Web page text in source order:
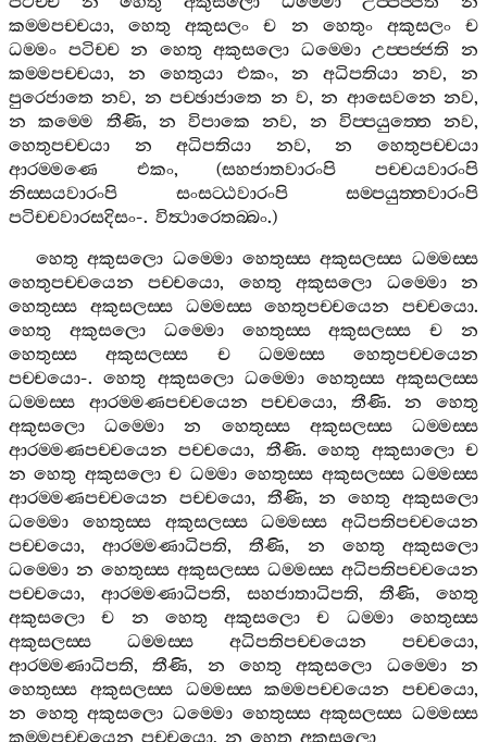
කම‍්මපච‍්චයා,හෙතු අකුසලං ච න හෙතුං අකුසලං
ච
ධම‍්මං පටිච‍්ච න හෙතු අකුසලො ධම‍්මො උප‍්පජ‍්ජති
න
කම‍්මපච‍්චයා, න හෙතුයා එකං,න අධිපතියා නව,න
පුරෙජාතෙ නව, න පච‍්ඡාජාතෙ න ව,න ආසෙවනෙ නව,
න
කම‍්මෙ තීණි, න විපාකෙ නව, න විප‍්පයුත‍්තෙ නව,
හෙතුපච‍්චයා
න අධිපතියා නව,න
හෙතුපච‍්චයා
ආරම‍්මණෙ
එකං, (සහජාතවාරංපි
පච‍්චයවාරංපි
නිස‍්සයවාරංපි
සංසට‍්ඨවාරංපි
සම‍්පයුත‍්තවාරංපි
පටිච‍්චවාරසදිසං-. විත්‍ථාරෙතබ‍්බං.)
හෙතු අකුසලො ධම‍්මො හෙතුස‍්ස අකුසලස‍්ස ධම‍්මස‍්ස
හෙතුපච‍්චයෙන
පච‍්චයො, හෙතු අකුසලො ධම‍්මො
න
හෙතුස‍්ස
අකුසලස‍්ස ධම‍්මස‍්ස හෙතුපච‍්චයෙන පච‍්චයො.
හෙතු
අකුසලො ධම‍්මො හෙතුස‍්ස අකුසලස‍්ස ච
න
හෙතුස‍්ස
අකුසලස‍්ස ච ධම‍්මස‍්ස
හෙතුපච‍්චයෙන
පච‍්චයො-.හෙතු අකුසලො ධම‍්මො හෙතුස‍්ස අකුසලස‍්ස
ධම‍්මස‍්ස
ආරම‍්මණපච‍්චයෙන පච‍්චයො, තීණි.න
හෙතු
අකුසලො
ධම‍්මො න හෙතුස‍්ස අකුසලස‍්ස
ධම‍්මස‍්ස
ආරම‍්මණපච‍්චයෙන
පච‍්චයො, තීණි.හෙතු අකුසාලො ච
න හෙතු අකුසලො ච ධම‍්මා හෙතුස‍්ස අකුසලස‍්ස ධම‍්මස‍්ස
ආරම‍්මණපච‍්චයෙන
පච‍්චයො, තීණි,න හෙතු
අකුසලො
ධම‍්මො
හෙතුස‍්ස අකුසලස‍්ස ධම‍්මස‍්ස
අධිපතිපච‍්චයෙන
පච‍්චයො,ආරම‍්මණාධිපති,තීණි, න හෙතු
අකුසලො
ධම‍්මො න හෙතුස‍්ස අකුසලස‍්ස ධම‍්මස‍්ස අධිපතිපච‍්චයෙන
පච‍්චයො, ආරම‍්මණාධිපති, සහජාතාධිපති, තීණි, හෙතු
අකුසලො
ච න හෙතු අකුසලො ච ධම‍්මා
හෙතුස‍්ස
අකුසලස‍්ස
ධම‍්මස‍්ස අධිපතිපච‍්චයෙන පච‍්චයො,
ආරම‍්මණාධිපති,තීණි, න හෙතු අකුසලො ධම‍්මො
න
හෙතුස‍්ස
අකුසලස‍්ස ධම‍්මස‍්ස කම‍්මපච‍්චයෙන පච‍්චයො,
න හෙතු අකුසලො ධම‍්මො හෙතුස‍්ස අකුසලස‍්ස ධම‍්මස‍්ස